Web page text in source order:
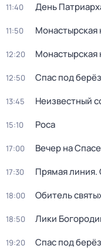
11:40 Дeнь
11:50 Монастырская
12:20 Монастырская
12:50 Спас под
13:45 Неизвестный
15:10 Роса
17:00 Вечер на Спасе
17:30 Прямая линия.
18:00 Обитель
18:50 Лики
19:20 Спас под